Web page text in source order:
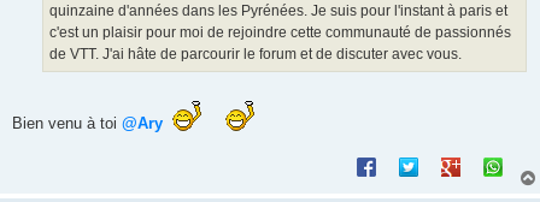
quinzaine d'années dans les Pyrénées. Je suis pour l'instant à paris et
c'est un plaisir pour moi de rejoindre cette communauté de passionnés
de VTT. J'ai hâte de parcourir le forum et de discuter avec vous.
Bien venu à toi @Ary